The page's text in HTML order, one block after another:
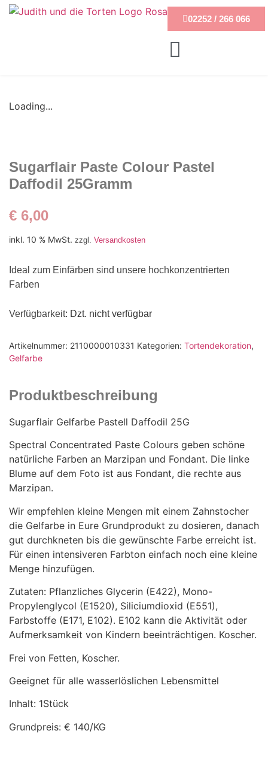
02252 / 266 066
Loading...
Sugarflair Paste Colour Pastel
Daffodil 25Gramm
€ 6,00
inkl. 10 % MwSt. zzgl. Versandkosten
Ideal zum Einfärben sind unsere hochkonzentrierten
Farben
Verfügbarkeit: Dzt. nicht verfügbar
Artikelnummer: 2110000010331 Kategorien: Tortendekoration,
Gelfarbe
Produktbeschreibung
Sugarflair Gelfarbe Pastell Daffodil 25G
Spectral Concentrated Paste Colours geben schöne
natürliche Farben an Marzipan und Fondant. Die linke
Blume auf dem Foto ist aus Fondant, die rechte aus
Marzipan.
Wir empfehlen kleine Mengen mit einem Zahnstocher
die Gelfarbe in Eure Grundprodukt zu dosieren, danach
gut durchkneten bis die gewünschte Farbe erreicht ist.
Für einen intensiveren Farbton einfach noch eine kleine
Menge hinzufügen.
Zutaten: Pflanzliches Glycerin (E422), Mono-
Propylenglycol (E1520), Siliciumdioxid (E551),
Farbstoffe (E171, E102). E102 kann die Aktivität oder
Aufmerksamkeit von Kindern beeinträchtigen. Koscher.
Frei von Fetten, Koscher.
Geeignet für alle wasserlöslichen Lebensmittel
Inhalt: 1Stück
Grundpreis: € 140/KG